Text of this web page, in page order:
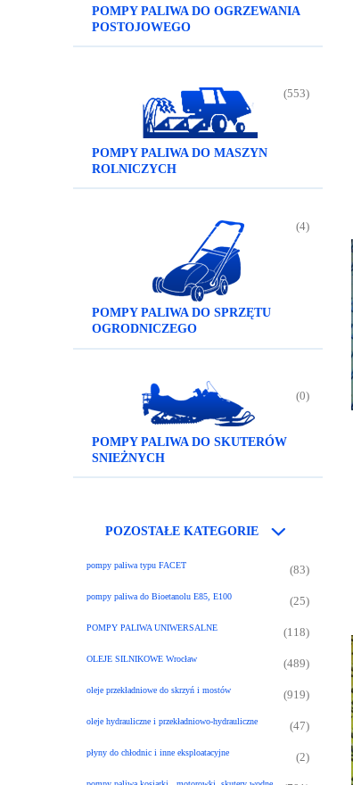
POMPY PALIWA DO OGRZEWANIA
POSTOJOWEGO
POMPY PALIWA DO MASZYN
ROLNICZYCH
(553)
POMPY PALIWA DO SPRZĘTU
OGRODNICZEGO
(4)
POMPY PALIWA DO SKUTERÓW
SNIEŻNYCH
(0)
POZOSTAŁE KATEGORIE
pompy paliwa typu FACET (83)
pompy paliwa do Bioetanolu E85, E100 (25)
POMPY PALIWA UNIWERSALNE (118)
OLEJE SILNIKOWE Wrocław (489)
oleje przekładniowe do skrzyń i mostów (919)
oleje hydrauliczne i przekładniowo-hydrauliczne (47)
płyny do chłodnic i inne eksploatacyjne (2)